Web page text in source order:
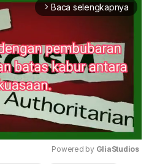
arrow_forward_ios Baca selengkapnya
Powered by GliaStudios